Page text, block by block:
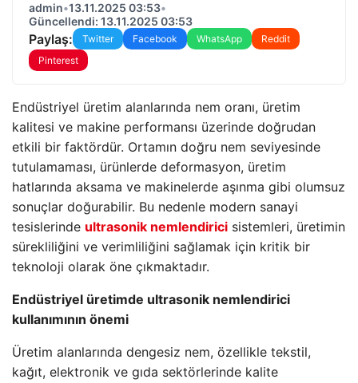
admin•13.11.2025 03:53•
Güncellendi: 13.11.2025 03:53
Paylaş: Twitter Facebook WhatsApp
Reddit
Pinterest
Endüstriyel üretim alanlarında nem oranı, üretim
kalitesi ve makine performansı üzerinde doğrudan
etkili bir faktördür. Ortamın doğru nem seviyesinde
tutulamaması, ürünlerde deformasyon, üretim
hatlarında aksama ve makinelerde aşınma gibi olumsuz
sonuçlar doğurabilir. Bu nedenle modern sanayi
tesislerinde ultrasonik nemlendirici sistemleri, üretimin
sürekliliğini ve verimliliğini sağlamak için kritik bir
teknoloji olarak öne çıkmaktadır.
Endüstriyel üretimde ultrasonik nemlendirici
kullanımının önemi
Üretim alanlarında dengesiz nem, özellikle tekstil,
kağıt, elektronik ve gıda sektörlerinde kalite